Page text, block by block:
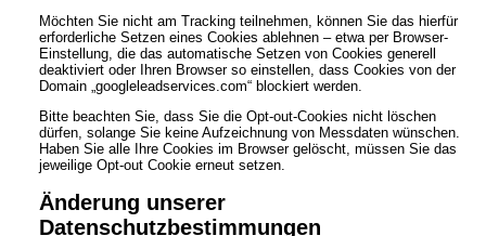
Möchten Sie nicht am Tracking teilnehmen, können Sie das hierfür
erforderliche Setzen eines Cookies ablehnen – etwa per Browser-
Einstellung, die das automatische Setzen von Cookies generell
deaktiviert oder Ihren Browser so einstellen, dass Cookies von der
Domain „googleleadservices.com“ blockiert werden.
Bitte beachten Sie, dass Sie die Opt-out-Cookies nicht löschen
dürfen, solange Sie keine Aufzeichnung von Messdaten wünschen.
Haben Sie alle Ihre Cookies im Browser gelöscht, müssen Sie das
jeweilige Opt-out Cookie erneut setzen.
Änderung unserer
Datenschutzbestimmungen